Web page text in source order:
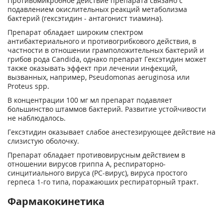
подавлением окислительных реакций метаболизма
бактерий (гексэтидин - антагонист тиамина).
Препарат обладает широким спектром
антибактериального и противогрибкового действия, в
частности в отношении грамположительных бактерий и
грибов рода Candida, однако препарат Гексэтидин может
также оказывать эффект при лечении инфекций,
вызванных, например, Pseudomonas aeruginosa или
Proteus spp.
В концентрации 100 мг мл препарат подавляет
большинство штаммов бактерий. Развитие устойчивости
не наблюдалось.
Гексэтидин оказывает слабое анестезирующее действие на
слизистую оболочку.
Препарат обладает противовирусным действием в
отношении вирусов гриппа А, респираторно-
синцитиального вируса (PC-вирус), вируса простого
герпеса 1-го типа, поражаюших pecпираторный тракт.
Фармакокинетика